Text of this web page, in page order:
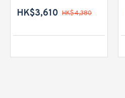
HK$3,610 HK$4,380